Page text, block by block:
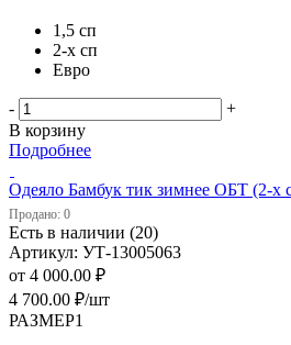
1,5 сп
2-х сп
Евро
-
+
В корзину
Подробнее
Одеяло Бамбук тик зимнее ОБТ (2-х
Продано: 0
Есть в наличии (20)
Артикул: УТ-13005063
от 4 000.00 ₽
4 700.00 ₽/шт
РАЗМЕР1